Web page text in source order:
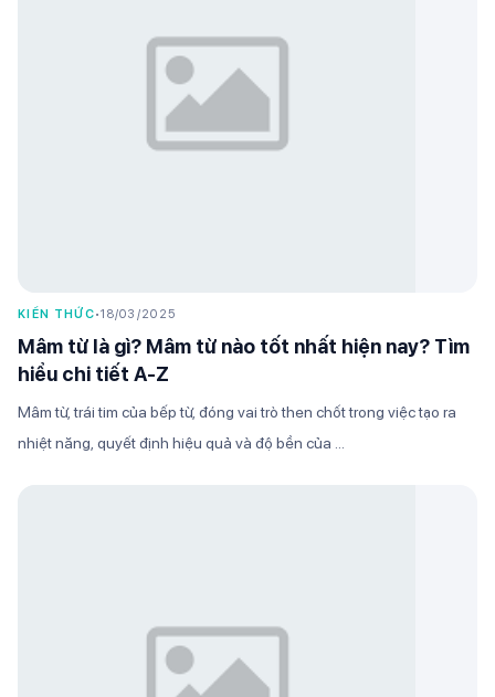
KIẾN THỨC•18/03/2025
Mâm từ là gì? Mâm từ nào tốt nhất hiện nay? Tìm
hiểu chi tiết A-Z
Mâm từ, trái tim của bếp từ, đóng vai trò then chốt trong việc tạo ra
nhiệt năng, quyết định hiệu quả và độ bền của ...